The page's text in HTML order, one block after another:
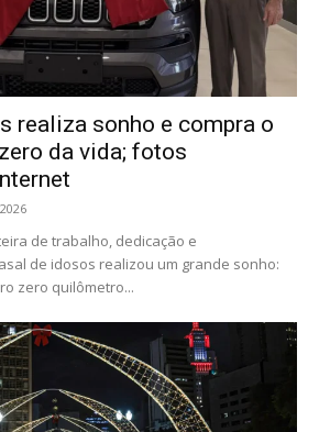
realiza sonho e compra o
da vida; fotos
de trabalho, dedicação e
de idosos realizou um grande sonho:
zero quilômetro...